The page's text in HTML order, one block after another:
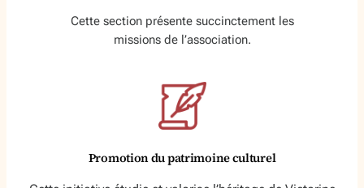
Cette section présente succinctement les
missions de l’association.
Promotion du patrimoine culturel